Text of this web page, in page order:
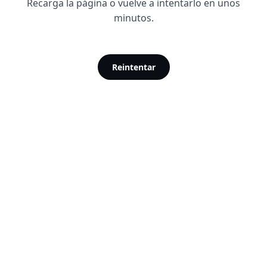
Recarga la página o vuelve a intentarlo en unos
minutos.
Reintentar